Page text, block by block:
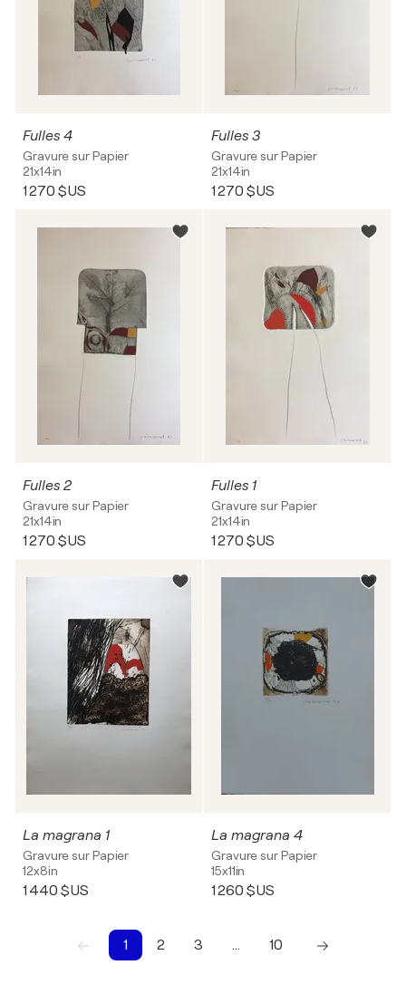
Fulles 4
Gravure sur Papier
21x14in
1 270 $US
Fulles 3
Gravure sur Papier
21x14in
1 270 $US
Fulles 2
Gravure sur Papier
21x14in
1 270 $US
Fulles 1
Gravure sur Papier
21x14in
1 270 $US
La magrana 1
Gravure sur Papier
12x8in
1 440 $US
La magrana 4
Gravure sur Papier
15x11in
1 260 $US
1 2 3 …
10